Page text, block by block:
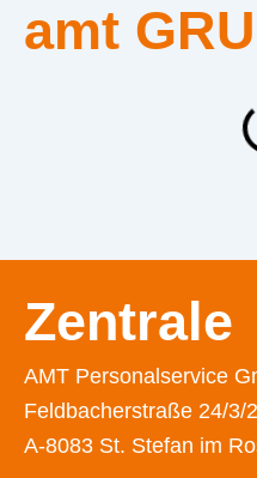
amt
Zentrale
AMT Personalservice
Feldbacherstraße 24/3/2
A-8083 St. Stefan im